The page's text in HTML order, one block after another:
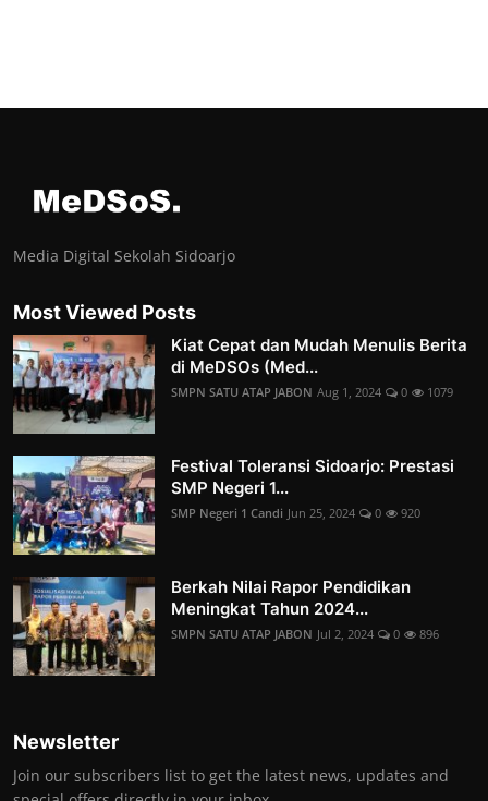
Media Digital Sekolah Sidoarjo
Most Viewed Posts
Kiat Cepat dan Mudah Menulis Berita
di MeDSOs (Med...
SMPN SATU ATAP JABON Aug 1, 2024 0 1079
Festival Toleransi Sidoarjo: Prestasi
SMP Negeri 1...
SMP Negeri 1 Candi Jun 25, 2024 0 920
Berkah Nilai Rapor Pendidikan
Meningkat Tahun 2024...
SMPN SATU ATAP JABON Jul 2, 2024 0 896
Newsletter
Join our subscribers list to get the latest news, updates and